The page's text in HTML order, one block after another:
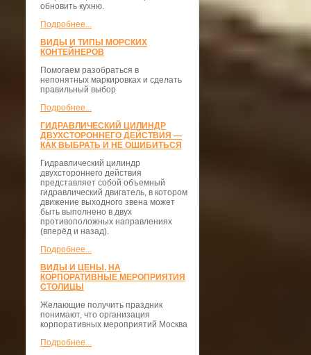
обновить кухню.
Подробнее...
ВИДЫ И ТИПЫ МОРСКИХ
КОНТЕЙНЕРОВ
Помогаем разобраться в
непонятных маркировках и сделать
правильный выбор
Подробнее...
ГИДРАВЛИЧЕСКИЙ ЦИЛИНДР
ДВУХСТОРОННЕГО ДЕЙСТВИЯ —
КАК ВЫБРАТЬ И НЕ ОШИБИТЬСЯ
Гидравлический цилиндр
двухстороннего действия
представляет собой объемный
гидравлический двигатель, в котором
движение выходного звена может
быть выполнено в двух
противоположных направлениях
(вперёд и назад).
Подробнее...
ВИДЫ И ЦЕНЫ, НА
КОРПОРАТИВНЫЕ МЕРОПРИЯТИЯ
СТОЛИЦЫ
Желающие получить праздник
понимают, что организация
корпоративных мероприятий Москва
Подробнее...